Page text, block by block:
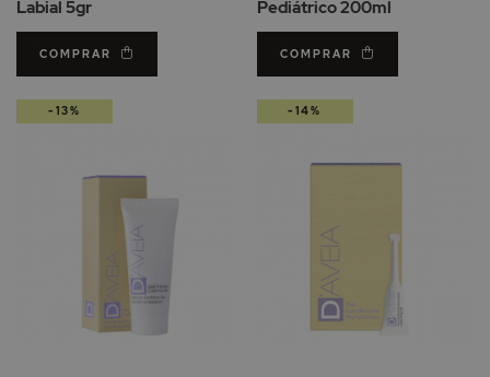
Labial 5gr
COMPRAR
Pediátrico 200ml
COMPRAR
-13% -14%